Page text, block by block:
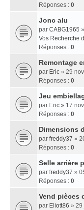
Réponses : 0
Jonc alu
par CABG1965
Vos Recherche
Réponses : 0
Remontage
par Eric » 29
Réponses : 0
Jeu
par Eric » 17
Réponses : 0
Dimensions
par freddy37 »
Réponses : 0
Selle arrière
par freddy37 »
Réponses : 0
Vend pièces
par Eliott86 » 29